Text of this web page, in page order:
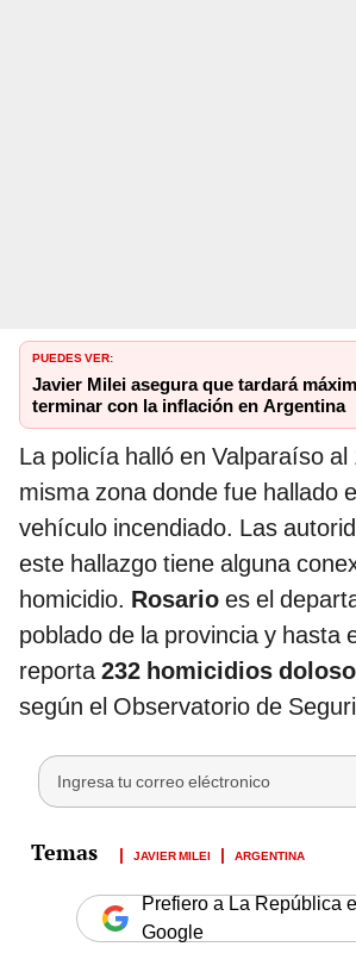
PUEDES VER:
Javier Milei asegura que tardará
terminar con la inflación en Argentina
La policía halló en Valparaíso al
misma zona donde fue hallado
vehículo incendiado. Las
este hallazgo tiene alguna
homicidio. Rosario es el
poblado de la provincia y hasta
reporta232 homicidios
según el Observatorio de
JAVIER MILEI ARGENTINA
Prefiero a La República
Google